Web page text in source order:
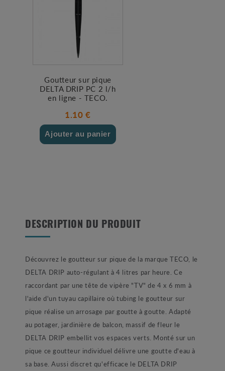
Goutteur sur pique
DELTA DRIP PC 2 l/h
en ligne - TECO.
1.10 €
Ajouter au panier
DESCRIPTION DU PRODUIT
Découvrez le goutteur sur pique de la marque TECO, le
DELTA DRIP auto-régulant à 4 litres par heure. Ce
raccordant par une tête de vipère "TV" de 4 x 6 mm à
l'aide d'un tuyau capillaire où tubing le goutteur sur
pique réalise un arrosage par goutte à goutte. Adapté
au potager, jardinière de balcon, massif de fleur le
DELTA DRIP embellit vos espaces verts. Monté sur un
pique ce goutteur individuel délivre une goutte d'eau à
sa base. Aussi discret qu'efficace le DELTA DRIP